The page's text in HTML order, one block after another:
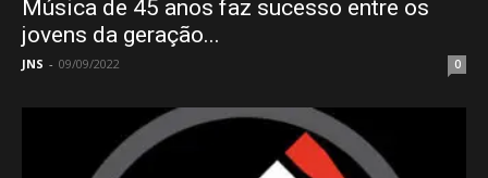
Música de 45 anos faz sucesso entre os
jovens da geração...
JNS - 09/09/2022 0